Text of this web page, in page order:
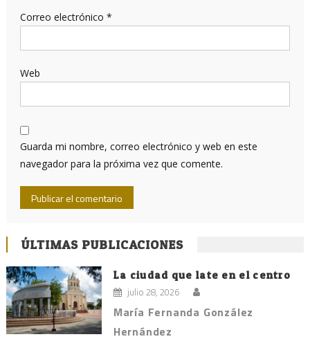
Correo electrónico *
Web
Guarda mi nombre, correo electrónico y web en este
navegador para la próxima vez que comente.
ÚLTIMAS PUBLICACIONES
La ciudad que late en el centro
julio 28, 2026
María Fernanda González
Hernández